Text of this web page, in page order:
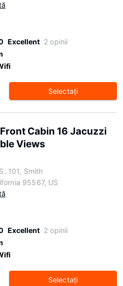
Excellent 2 opinii
Selectaţi
Cabin 16 Jacuzzi
Views
101, Smith
95567, US
Excellent 2 opinii
Selectaţi